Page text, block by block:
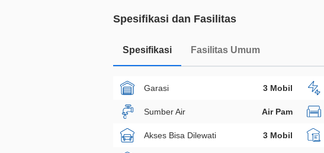
Spesifikasi dan Fasilitas
Spesifikasi Fasilitas Umum
Garasi 3 Mobil
Sumber Air Air Pam
Akses Bisa Dilewati 3 Mobil